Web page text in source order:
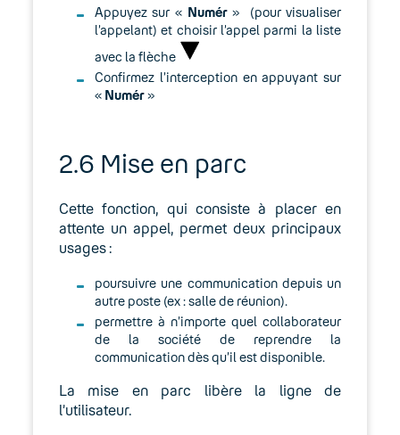
Appuyez sur « Numér» (pour visualiser
l’appelant) et choisir l’appel parmi la liste
avec la flèche
Confirmez l’interception en appuyant sur
« Numér»
2.6 Mise en parc
Cette fonction, qui consiste à placer en
attente un appel, permet deux principaux
usages :
poursuivre une communication depuis un
autre poste (ex : salle de réunion).
permettre à n’importe quel collaborateur
de la société de reprendre la
communication dès qu’il est disponible.
La mise en parc libère la ligne de
l’utilisateur.